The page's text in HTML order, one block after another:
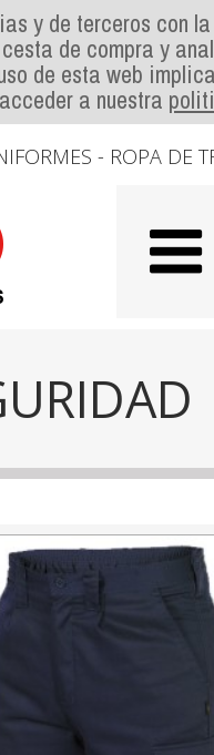
y de terceros con
de compra y
de esta web
a nuestra
- ROPA DE